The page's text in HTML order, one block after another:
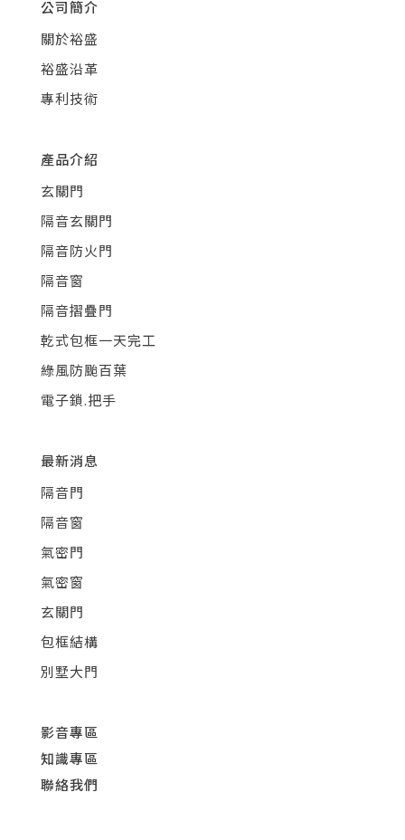
公司簡介
關於裕盛
裕盛沿革
專利技術
產品介紹
玄關門
隔音玄關門
隔音防火門
隔音窗
隔音摺疊門
乾式包框一天完工
綠風防颱百葉
電子鎖.把手
最新消息
隔音門
隔音窗
氣密門
氣密窗
玄關門
包框結構
別墅大門
影音專區
知識專區
聯絡我們